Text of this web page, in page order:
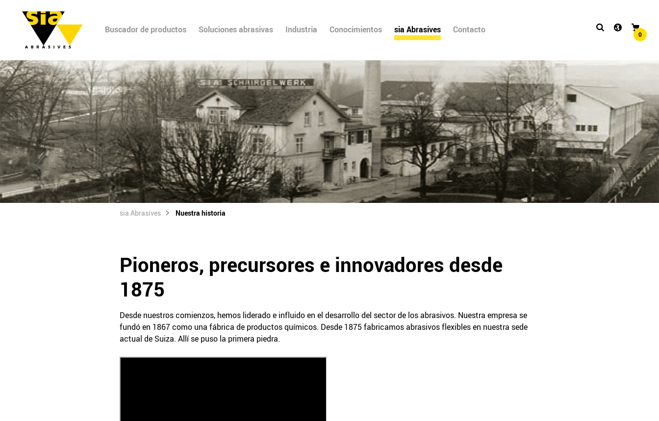
Buscador de productos Soluciones abrasivas Industria Conocimientos sia Abrasives Contacto 0
sia Abrasives Nuestra historia
Pioneros, precursores e innovadores desde
1875
Desde nuestros comienzos, hemos liderado e influido en el desarrollo del sector de los abrasivos. Nuestra empresa se
fundó en 1867 como una fábrica de productos químicos. Desde 1875 fabricamos abrasivos flexibles en nuestra sede
actual de Suiza. Allí se puso la primera piedra.